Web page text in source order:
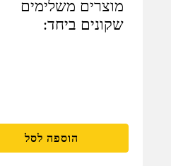
מוצרים משלימים
שקונים ביחד:
הוספה לסל